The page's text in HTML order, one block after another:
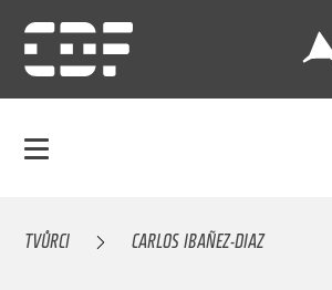
TVŮRCI CARLOS IBAÑEZ-DIAZ